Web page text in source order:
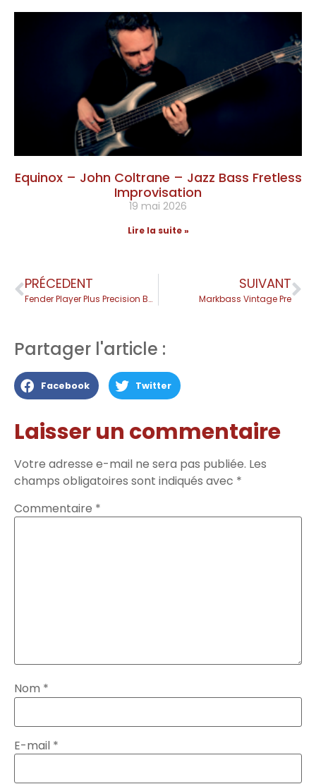
Equinox – John Coltrane – Jazz Bass Fretless
Improvisation
19 mai 2026
Lire la suite »
PRÉCEDENT
Fender Player Plus Precision Bass
SUIVANT
Markbass Vintage Pre
Partager l'article :
Facebook Twitter
Laisser un commentaire
Votre adresse e-mail ne sera pas publiée. Les
champs obligatoires sont indiqués avec *
Commentaire *
Nom *
E-mail *